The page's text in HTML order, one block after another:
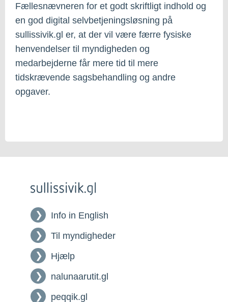
Fællesnævneren for et godt skriftligt indhold og
en god digital selvbetjeningsløsning på
sullissivik.gl er, at der vil være færre fysiske
henvendelser til myndigheden og
medarbejderne får mere tid til mere
tidskrævende sagsbehandling og andre
opgaver.
Info in English
Til myndigheder
Hjælp
nalunaarutit.gl
peqqik.gl